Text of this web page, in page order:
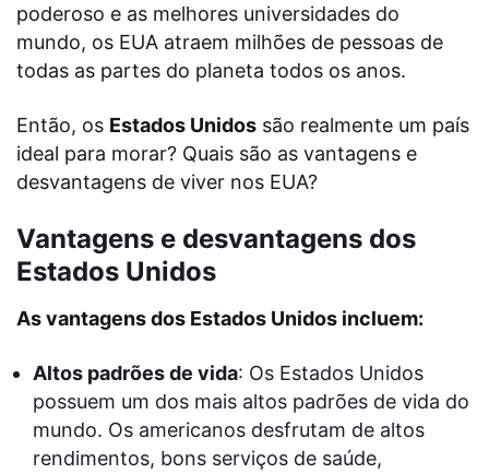
poderoso e as melhores universidades do
mundo, os EUA atraem milhões de pessoas de
todas as partes do planeta todos os anos.
Então, os Estados Unidos são realmente um país
ideal para morar? Quais são as vantagens e
desvantagens de viver nos EUA?
Vantagens e desvantagens dos
Estados Unidos
As vantagens dos Estados Unidos incluem:
Altos padrões de vida: Os Estados Unidos
possuem um dos mais altos padrões de vida do
mundo. Os americanos desfrutam de altos
rendimentos, bons serviços de saúde,